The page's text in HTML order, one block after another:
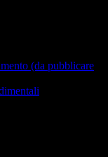
(da pubblicare